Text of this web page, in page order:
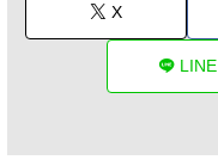
X
LINE